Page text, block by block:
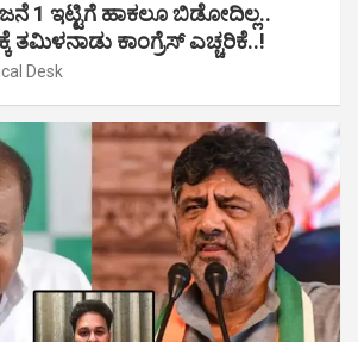
1 ಇಟ್ಟಿಗೆ ಹಾಕಲೂ ಬಿಡೋದಿಲ್ಲ..
ತಮಿಳನಾಡು ಕಾಂಗ್ರೆಸ್ ಎಚ್ಚರಿಕೆ..!
Desk